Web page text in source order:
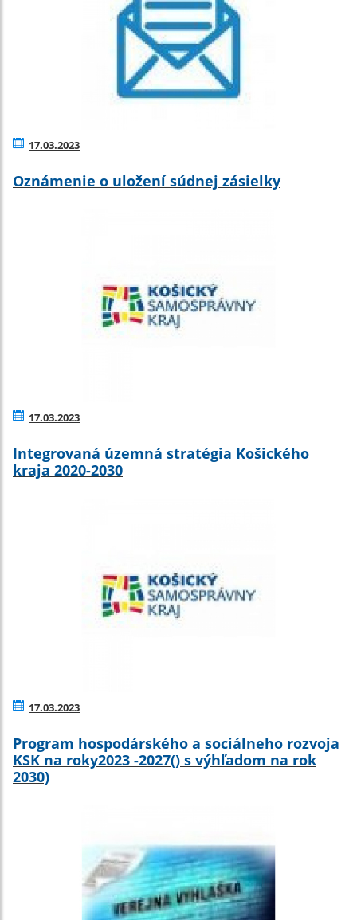
17.03.2023
Oznámenie o uložení súdnej zásielky
17.03.2023
Integrovaná územná stratégia Košického
kraja 2020-2030
17.03.2023
Program hospodárského a sociálneho rozvoja
KSK na roky2023 -2027() s výhľadom na rok
2030)